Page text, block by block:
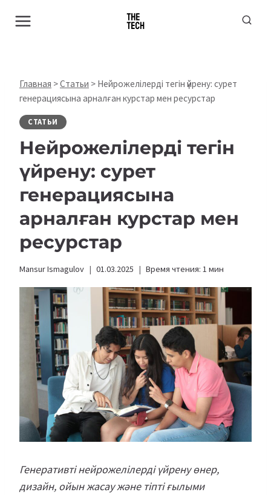
Главная >Статьи > Нейрожелілерді тегін үйрену: сурет
генерациясына арналған курстар мен ресурстар
СТАТЬИ
Нейрожелілерді тегін
үйрену: сурет
генерациясына
арналған курстар мен
ресурстар
Mansur Ismagulov 01.03.2025 Время чтения: 1 мин
Генеративті нейрожелілерді үйрену өнер,
дизайн, ойын жасау және тіпті ғылыми